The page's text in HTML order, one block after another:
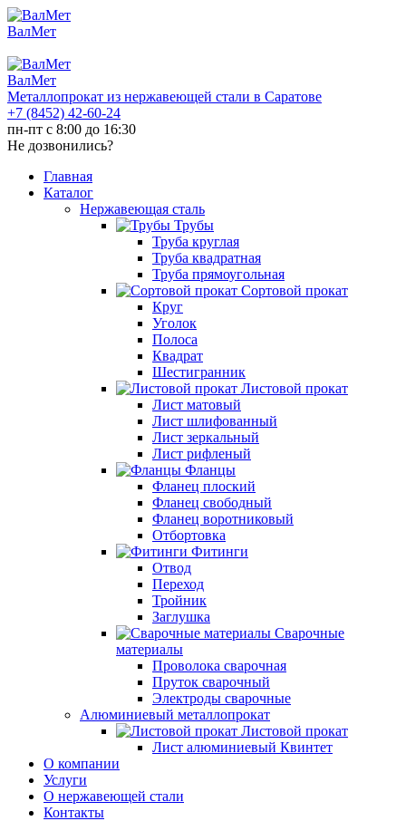
ВалМет
ВалМет
Металлопрокат из нержавеющей стали в Саратове
+7 (8452) 42-60-24
пн-пт с 8:00 до 16:30
Не дозвонились?
Главная
Каталог
Нержавеющая сталь
Трубы
Труба круглая
Труба квадратная
Труба прямоугольная
Сортовой прокат
Круг
Уголок
Полоса
Квадрат
Шестигранник
Листовой прокат
Лист матовый
Лист шлифованный
Лист зеркальный
Лист рифленый
Фланцы
Фланец плоский
Фланец свободный
Фланец воротниковый
Отбортовка
Фитинги
Отвод
Переход
Тройник
Заглушка
Сварочные
материалы
Проволока сварочная
Пруток сварочный
Электроды сварочные
Алюминиевый металлопрокат
Листовой прокат
Лист алюминиевый Квинтет
О компании
Услуги
О нержавеющей стали
Контакты